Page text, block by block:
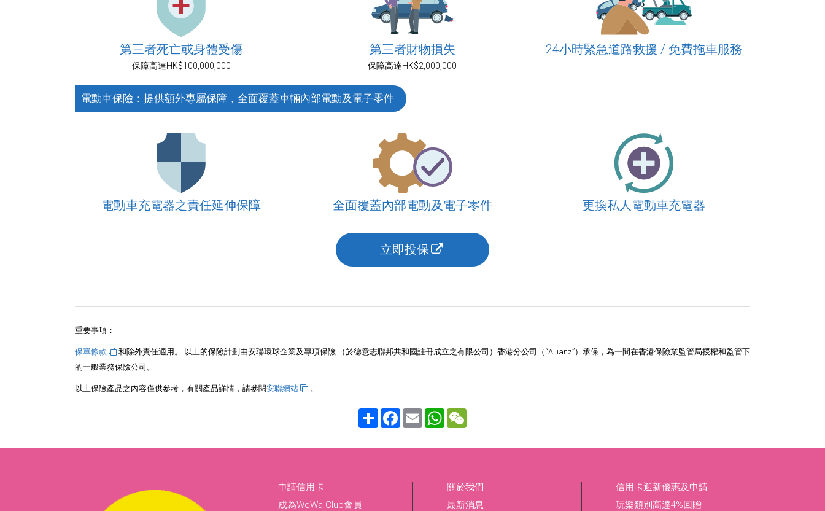
第三者死亡或身體受傷
保障高達HK$100,000,000
第三者財物損失
保障高達HK$2,000,000
24小時緊急道路救援 / 免費拖車服務
電動車保險：提供額外專屬保障，全面覆蓋車輛內部電動及電子零件
電動車充電器之責任延伸保障 全面覆蓋內部電動及電子零件 更換私人電動車充電器
立即投保
重要事項：
保單條款
和除外責任適用。 以上的保險計劃由安聯環球企業及專項保險 （於德意志聯邦共和國註冊成立之有限公司）香港分公司（“Allianz”）承保，為一間在香港保險業監管局授權和監管下
的一般業務保險公司。
以上保險產品之內容僅供參考，有關產品詳情，請參閱安聯網站 。
Share Facebook
Email WhatsApp
申請信用卡
成為WeWa Club會員
關於我們
最新消息
信用卡迎新優惠及申請
玩樂類別高達4%回贈